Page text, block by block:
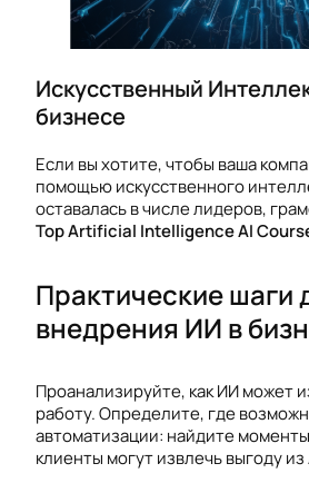
Искусственный
бизнесе
Если вы хотите, чтобы ваша
помощью искусственного
оставалась в числе лидеров,
Top Artificial Intelligence AI
Практические шаги
внедрения ИИ в
Проанализируйте, как ИИ может
работу. Определите, где
автоматизации: найдите
клиенты могут извлечь выгоду из